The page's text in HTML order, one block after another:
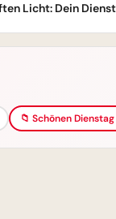
📁 Schönen